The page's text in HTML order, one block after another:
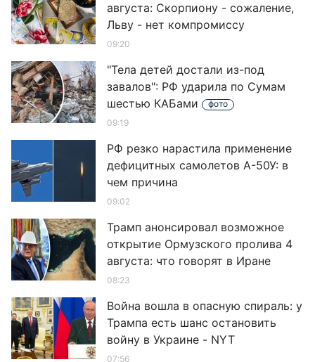
августа: Скорпиону - сожаление,
Льву - нет компромиссу
09:20
"Тела детей достали из-под
завалов": РФ ударила по Сумам
шестью КАБами
фото
09:19
РФ резко нарастила применение
дефицитных самолетов А-50У: в
чем причина
09:02
Трамп анонсировал возможное
открытие Ормузского пролива 4
августа: что говорят в Иране
08:23
Война вошла в опасную спираль: у
Трампа есть шанс остановить
войну в Украине - NYT
07:56